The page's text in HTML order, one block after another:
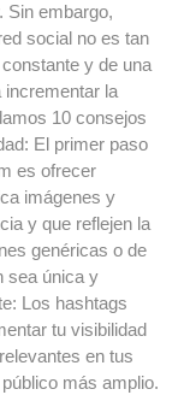
Sin embargo,
social no es tan
y de una
la
10 consejos
El primer paso
es ofrecer
imágenes y
y que reflejen la
genéricas o de
sea única y
Los hashtags
tu visibilidad
en tus
más amplio.